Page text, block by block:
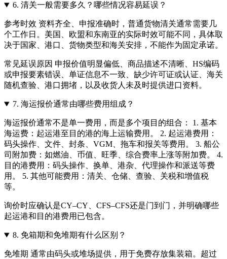
6. 清关一般需要多久？哪些情况容易延误？
参考时效 资料齐全、申报准确时，普通货物清关通常需要几
个工作日。美国、欧盟和东南亚的实际时效可能不同，具体取
决于国家、港口、货物类型和海关安排，不能作为固定承诺。
常见延误原因 申报价值明显偏低、商品描述不清晰、HS编码
或申报要素错误、单证信息不一致、缺少许可证或认证、海关
随机查验、港口拥堵，以及收货人未及时提供进口资料。
7. 海运报价通常由哪些费用组成？
海运报价通常不是单一费用，而是多个项目的组合： 1. 基本
海运费：起运港至目的港的海上运输费用。 2. 起运港费用：
码头操作、文件、封条、VGM、拖车和报关等费用。 3. 船公
司附加费：如燃油、币值、旺季、综合费率上涨等附加费。 4.
目的港费用：码头操作、换单、港杂、代理操作和派送等费
用。 5. 其他可能费用：清关、仓储、查验、关税和增值税
等。
询价时应确认是CY–CY、CFS–CFS还是门到门，并明确哪些
起运港和目的港费用已包含。
8. 免箱期和免堆期有什么区别？
免堆期 通常由码头或堆场提供，用于免费存放集装箱。超过